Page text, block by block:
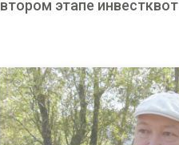
втором этапе инвестквот